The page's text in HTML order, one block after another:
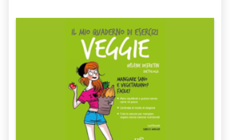
RED CHESTNUT - CURE-
NATURALI.IT
GORSE